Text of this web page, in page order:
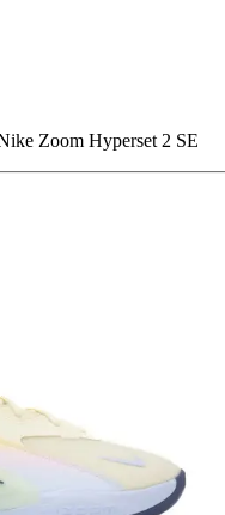
Zoom Hyperset 2 SE